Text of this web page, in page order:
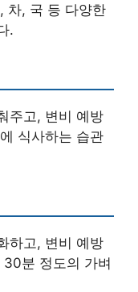
차, 국 등 다양한
.
주고, 변비 예방
식사하는 습관
하고, 변비 예방
분 정도의 가벼